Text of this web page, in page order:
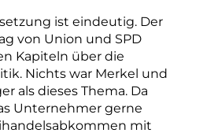
ist eindeutig. Der
von Union und SPD
Kapiteln über die
Nichts war Merkel und
als dieses Thema. Da
Unternehmer gerne
mit